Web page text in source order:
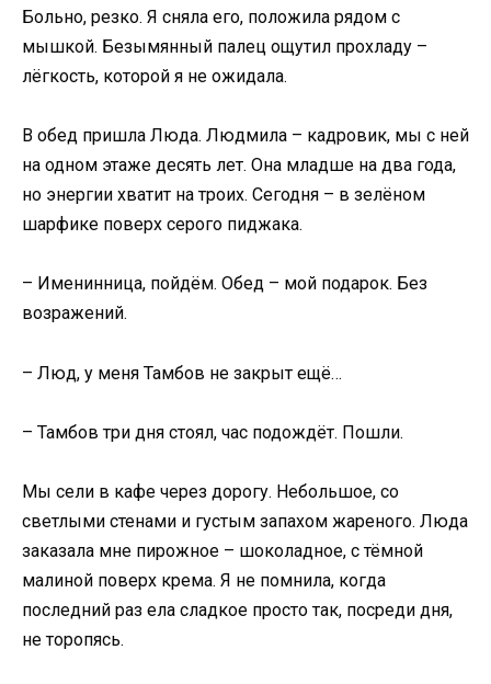
Больно, резко. Я сняла его, положила рядом с
мышкой. Безымянный палец ощутил прохладу –
лёгкость, которой я не ожидала.
В обед пришла Люда. Людмила – кадровик, мы с ней
на одном этаже десять лет. Она младше на два года,
но энергии хватит на троих. Сегодня – в зелёном
шарфике поверх серого пиджака.
– Именинница, пойдём. Обед – мой подарок. Без
возражений.
– Люд, у меня Тамбов не закрыт ещё…
– Тамбов три дня стоял, час подождёт. Пошли.
Мы сели в кафе через дорогу. Небольшое, со
светлыми стенами и густым запахом жареного. Люда
заказала мне пирожное – шоколадное, с тёмной
малиной поверх крема. Я не помнила, когда
последний раз ела сладкое просто так, посреди дня,
не торопясь.